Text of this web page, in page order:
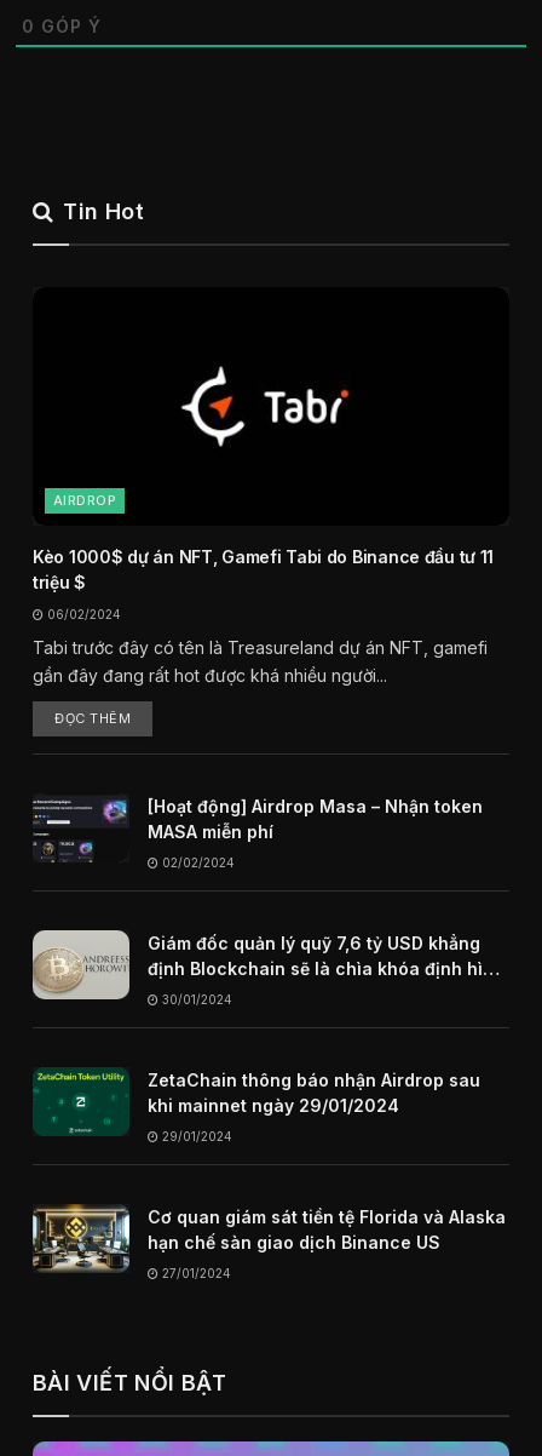
0 GÓP Ý
Tin Hot
AIRDROP
Kèo 1000$ dự án NFT, Gamefi Tabi do Binance đầu tư 11
triệu $
06/02/2024
Tabi trước đây có tên là Treasureland dự án NFT, gamefi
gần đây đang rất hot được khá nhiều người...
ĐỌC THÊM
[Hoạt động] Airdrop Masa – Nhận token
MASA miễn phí
02/02/2024
Giám đốc quản lý quỹ 7,6 tỷ USD khẳng
định Blockchain sẽ là chìa khóa định hình
internet trong tương lai
30/01/2024
ZetaChain thông báo nhận Airdrop sau
khi mainnet ngày 29/01/2024
29/01/2024
Cơ quan giám sát tiền tệ Florida và Alaska
hạn chế sàn giao dịch Binance US
27/01/2024
BÀI VIẾT NỔI BẬT